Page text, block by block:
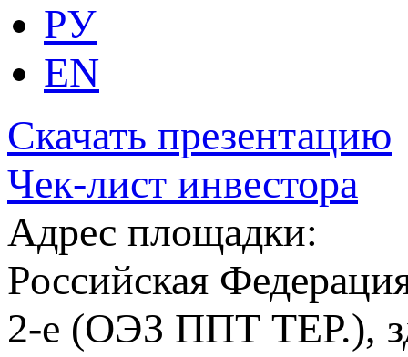
РУ
EN
Скачать презентацию
Чек-лист инвестора
Адрес площадки:
Российская
2-е (ОЭЗ ППТ ТЕР.),